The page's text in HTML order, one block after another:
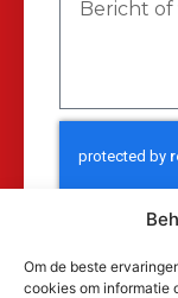
Om de beste
cookies om informatie